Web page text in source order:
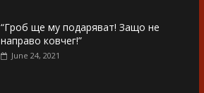
“Гроб ще му подаряват! Защо не
направо ковчег!”
June 24, 2021